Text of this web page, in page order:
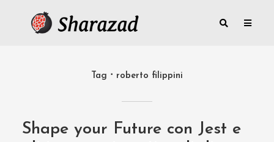
Tag roberto filippini
Shape your Future con Jest e